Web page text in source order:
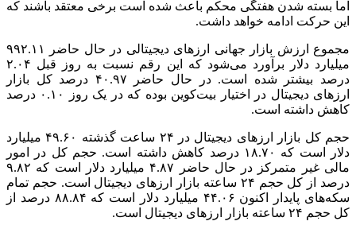
اما بسته شدن هفتگی محکم باعث شده است برخی معتقد باشند که
این حرکت ادامه خواهد داشت.
مجموع ارزش بازار جهانی ارزهای دیجیتالی در حال حاضر ۹۹۲.۱۱
میلیارد دلار برآورد می‌شود که این رقم نسبت به روز قبل ۲.۰۴
درصد بیشتر شده است. در حال حاضر ۴۰.۹۷ درصد کل بازار
ارزهای دیجیتال در اختیار بیت‌کوین بوده که در یک روز ۰.۱۰ درصد
کاهش داشته است.
حجم کل بازار ارزهای دیجیتال در ۲۴ ساعت گذشته ۴۹.۶۰ میلیارد
دلار است که ۱۸.۷۰ درصد کاهش داشته است. حجم کل در امور
مالی غیر متمرکز در حال حاضر ۴.۸۷ میلیارد دلار است که ۹.۸۲
درصد از کل حجم ۲۴ ساعته بازار ارزهای دیجیتال است. حجم تمام
سکه‌های پایدار اکنون ۴۴.۰۶ میلیارد دلار است که ۸۸.۸۴ درصد از
کل حجم ۲۴ ساعته بازار ارزهای دیجیتال است.